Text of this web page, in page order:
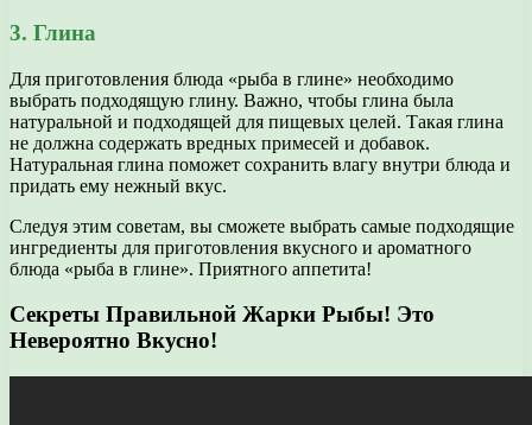
3. Глина
Для приготовления блюда «рыба в глине» необходимо
выбрать подходящую глину. Важно, чтобы глина была
натуральной и подходящей для пищевых целей. Такая глина
не должна содержать вредных примесей и добавок.
Натуральная глина поможет сохранить влагу внутри блюда и
придать ему нежный вкус.
Следуя этим советам, вы сможете выбрать самые подходящие
ингредиенты для приготовления вкусного и ароматного
блюда «рыба в глине». Приятного аппетита!
Секреты Правильной Жарки Рыбы! Это
Невероятно Вкусно!